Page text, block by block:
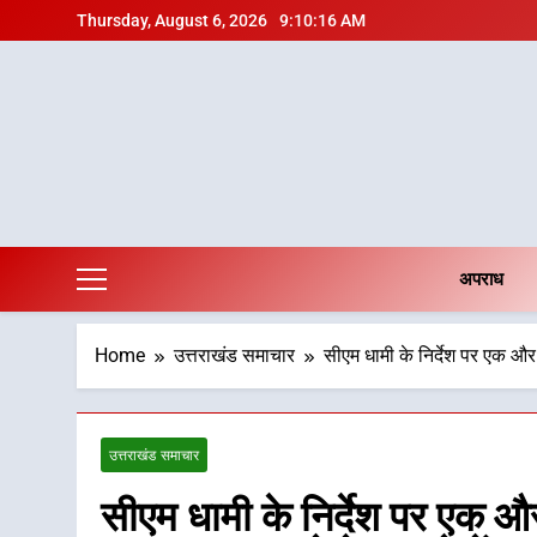
to
Thursday, August 6, 2026 9:10:17 AM
अपराध
Home उत्तराखंड समाचार सीएम धामी के निर्देश पर एक
उत्तराखंड समाचार
सीएम धामी के निर्देश पर एक